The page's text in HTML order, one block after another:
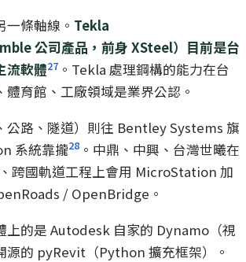
條軸線。 Tekla
公司產品，前身 XSteel）目前是台
流軟體27 。Tekla 處理鋼構的能力在台
育館、工廠領域是業界公認。
公路、隧道）則往 Bentley Systems 旗
系統靠攏28 。中鼎、中興、台灣世曦在
跨國軌道工程上會用 MicroStation 加
/ OpenBridge。
上的是 Autodesk 自家的 Dynamo（視
源的 pyRevit（Python 擴充框架）。